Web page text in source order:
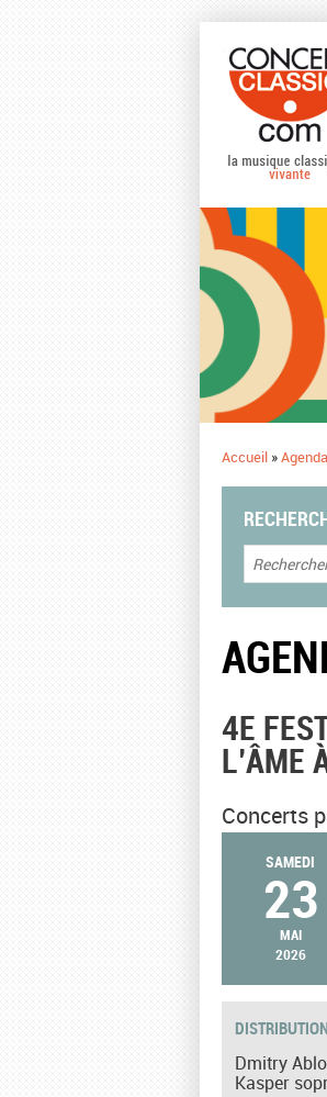
Accueil »Agenda
4E
L’ÂME
Concerts
SAMEDI
23
MAI
2026
Dmitry
Kasper